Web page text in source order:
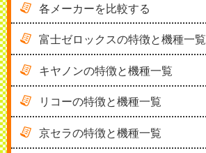
各メーカーを比較する
富士ゼロックスの特徴と機種一覧
キヤノンの特徴と機種一覧
リコーの特徴と機種一覧
京セラの特徴と機種一覧